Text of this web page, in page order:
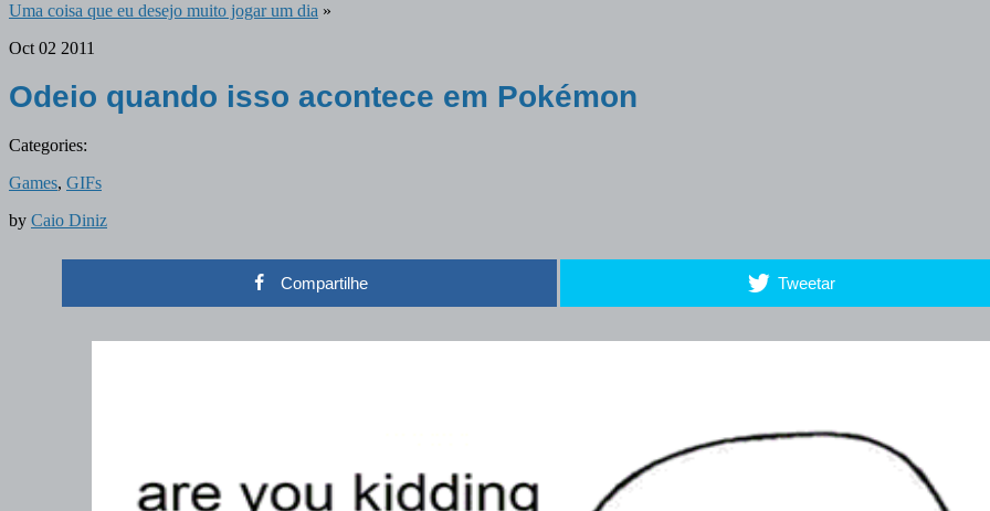
Uma coisa que eu desejo muito jogar um dia »
Oct 02 2011
Odeio quando isso acontece em Pokémon
Categories:
Games, GIFs
by Caio Diniz
Compartilhe Tweetar